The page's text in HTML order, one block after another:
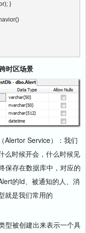
}
时区场景
Alertor Service）：我们
么时候开会，什么时候见
保存在数据库中，对应的
的Id、被通知的人、消
就是我们常用的
被创建出来表示一个具